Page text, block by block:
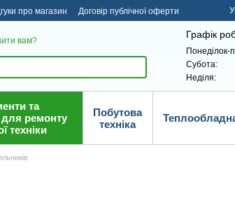
про магазин Договір публічної оферти
вам?
Графік
та
ремонту
техніки
Побутова
техніка